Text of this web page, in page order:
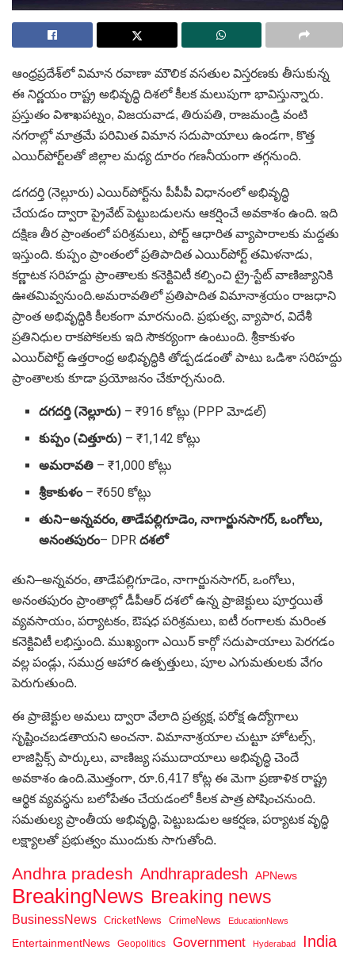
ఆంధ్రప్రదేశ్‌లో విమాన రవాణా మౌలిక వసతుల విస్తరణకు తీసుకున్న
ఈ నిర్ణయం రాష్ట్ర అభివృద్ధి దిశలో కీలక మలుపుగా భావిస్తున్నారు.
ప్రస్తుతం విశాఖపట్నం, విజయవాడ, తిరుపతి, రాజమండ్రి వంటి
నగరాల్లో మాత్రమే పరిమిత విమాన సదుపాయాలు ఉండగా, కొత్త
ఎయిర్‌పోర్ట్‌లతో జిల్లాల మధ్య దూరం గణనీయంగా తగ్గనుంది.
డగదర్తి (నెల్లూరు) ఎయిర్‌పోర్ట్‌ను పీపీపీ విధానంలో అభివృద్ధి
చేయడం ద్వారా ప్రైవేట్ పెట్టుబడులను ఆకర్షించే అవకాశం ఉంది. ఇది
దక్షిణ తీర ప్రాంతంలో పరిశ్రమలు, పోర్ట్ ఆధారిత వ్యాపారాలకు మద్దతు
ఇస్తుంది. కుప్పం ప్రాంతంలో ప్రతిపాదిత ఎయిర్‌పోర్ట్ తమిళనాడు,
కర్ణాటక సరిహద్దు ప్రాంతాలకు కనెక్టివిటీ కల్పించి ట్రై-స్టేట్ వాణిజ్యానికి
ఊతమివ్వనుంది.అమరావతిలో ప్రతిపాదిత విమానాశ్రయం రాజధాని
ప్రాంత అభివృద్ధికి కీలకంగా మారనుంది. ప్రభుత్వ, వ్యాపార, విదేశీ
ప్రతినిధుల రాకపోకలకు ఇది సౌకర్యంగా ఉంటుంది. శ్రీకాకుళం
ఎయిర్‌పోర్ట్ ఉత్తరాంధ్ర అభివృద్ధికి తోడ్పడడంతో పాటు ఒడిశా సరిహద్దు
ప్రాంతాలకు కూడా ప్రయోజనం చేకూర్చనుంది.
దగదర్తి (నెల్లూరు) – ₹916 కోట్లు (PPP మోడల్)
కుప్పం (చిత్తూరు) – ₹1,142 కోట్లు
అమరావతి – ₹1,000 కోట్లు
శ్రీకాకుళం– ₹650 కోట్లు
తుని–అన్నవరం, తాడేపల్లిగూడెం, నాగార్జునసాగర్, ఒంగోలు,
అనంతపురం– DPRదశలో
తుని–అన్నవరం, తాడేపల్లిగూడెం, నాగార్జునసాగర్, ఒంగోలు,
అనంతపురం ప్రాంతాల్లో డీపీఆర్ దశలో ఉన్న ప్రాజెక్టులు పూర్తయితే
వ్యవసాయం, పర్యాటకం, ఔషధ పరిశ్రమలు, ఐటీ రంగాలకు మరింత
కనెక్టివిటీ లభిస్తుంది. ముఖ్యంగా ఎయిర్ కార్గో సదుపాయాలు పెరగడం
వల్ల పండ్లు, సముద్ర ఆహార ఉత్పత్తులు, పూల ఎగుమతులకు వేగం
పెరుగుతుంది.
ఈ ప్రాజెక్టుల అమలు ద్వారా వేలాది ప్రత్యక్ష, పరోక్ష ఉద్యోగాలు
సృష్టించబడతాయని అంచనా. విమానాశ్రయాల చుట్టూ హోటల్స్,
లాజిస్టిక్స్ పార్కులు, వాణిజ్య సముదాయాలు అభివృద్ధి చెందే
అవకాశం ఉంది.మొత్తంగా, రూ.6,417 కోట్ల ఈ మెగా ప్రణాళిక రాష్ట్ర
ఆర్థిక వ్యవస్థను బలోపేతం చేయడంలో కీలక పాత్ర పోషించనుంది.
సమతుల్య ప్రాంతీయ అభివృద్ధి, పెట్టుబడుల ఆకర్షణ, పర్యాటక వృద్ధి
లక్ష్యాలతో ప్రభుత్వం ముందుకు సాగుతోంది.
Andhra pradesh Andhrapradesh APNews
BreakingNews Breaking news
BusinessNews CricketNews CrimeNews EducationNews
EntertainmentNews Geopolitics Government Hyderabad India